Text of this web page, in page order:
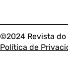
©2024 Revista
Política de